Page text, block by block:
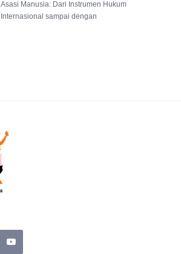
Asasi Manusia: Dari Instrumen Hukum
Internasional sampai dengan